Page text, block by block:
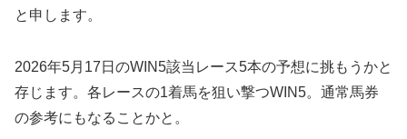
と申します。
2026年5月17日のWIN5該当レース5本の予想に挑もうかと
存じます。各レースの1着馬を狙い撃つWIN5。通常馬券
の参考にもなることかと。